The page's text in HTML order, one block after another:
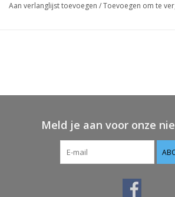
Aan verlanglijst toevoegen /Toevoegen om te
Meld je aan voor onze